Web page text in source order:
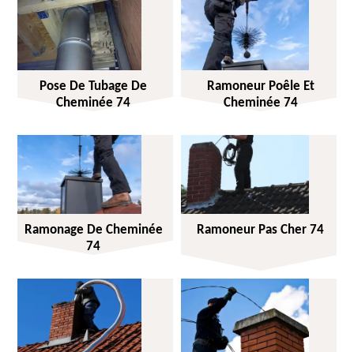
Pose De Tubage De
Cheminée 74
Ramoneur Poêle Et
Cheminée 74
Ramonage De Cheminée
74
Ramoneur Pas Cher 74